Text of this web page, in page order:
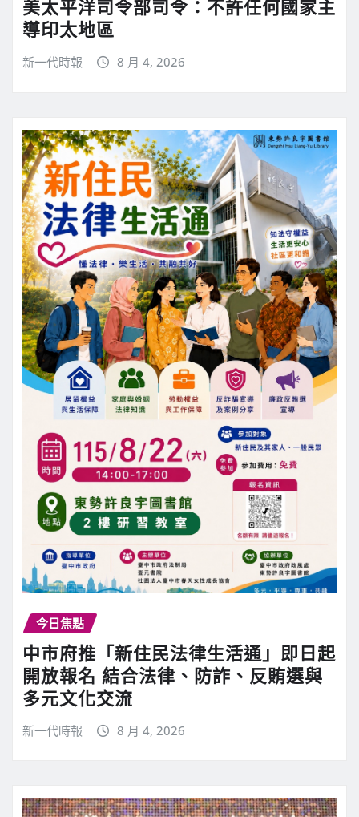
美太平洋司令部司令：不許任何國家主
導印太地區
新一代時報 8 月 4, 2026
今日焦點
中市府推「新住民法律生活通」即日起
開放報名 結合法律、防詐、反賄選與
多元文化交流
新一代時報 8 月 4, 2026